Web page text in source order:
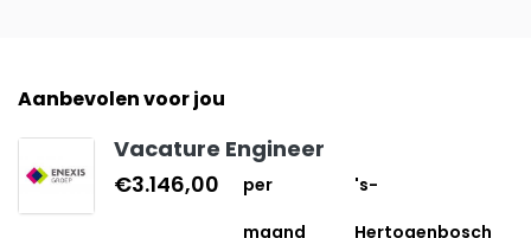
Aanbevolen voor jou
Vacature Engineer
€3.146,00
per
maand
's-
Hertogenbosch